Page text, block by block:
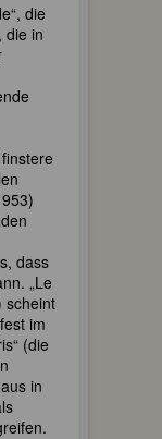
die
die in
dass
„Le
scheint
im
(die
in